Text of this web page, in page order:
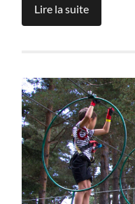
Lire la suite